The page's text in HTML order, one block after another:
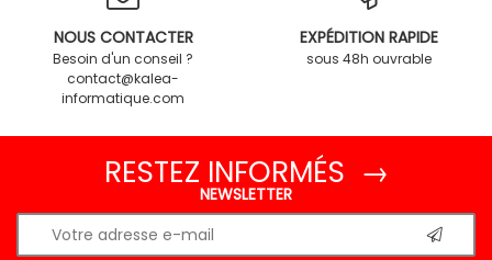
NOUS CONTACTER
Besoin d'un conseil ?
contact@kalea-
informatique.com
EXPÉDITION RAPIDE
sous 48h ouvrable
RESTEZ INFORMÉS →
NEWSLETTER